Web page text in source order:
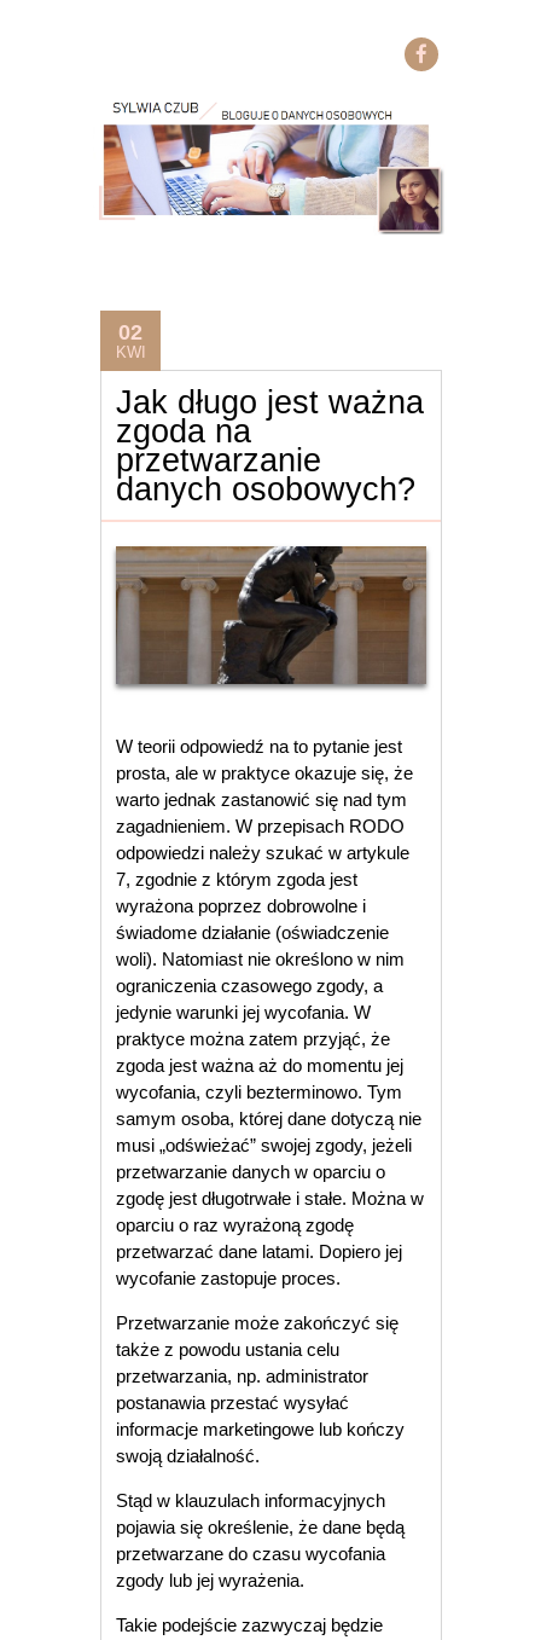
02
KWI
Jak długo jest ważna
zgoda na
przetwarzanie
danych osobowych?
W teorii odpowiedź na to pytanie jest
prosta, ale w praktyce okazuje się, że
warto jednak zastanowić się nad tym
zagadnieniem. W przepisach RODO
odpowiedzi należy szukać w artykule
7, zgodnie z którym zgoda jest
wyrażona poprzez dobrowolne i
świadome działanie (oświadczenie
woli). Natomiast nie określono w nim
ograniczenia czasowego zgody, a
jedynie warunki jej wycofania. W
praktyce można zatem przyjąć, że
zgoda jest ważna aż do momentu jej
wycofania, czyli bezterminowo. Tym
samym osoba, której dane dotyczą nie
musi „odświeżać” swojej zgody, jeżeli
przetwarzanie danych w oparciu o
zgodę jest długotrwałe i stałe. Można w
oparciu o raz wyrażoną zgodę
przetwarzać dane latami. Dopiero jej
wycofanie zastopuje proces.
Przetwarzanie może zakończyć się
także z powodu ustania celu
przetwarzania, np. administrator
postanawia przestać wysyłać
informacje marketingowe lub kończy
swoją działalność.
Stąd w klauzulach informacyjnych
pojawia się określenie, że dane będą
przetwarzane do czasu wycofania
zgody lub jej wyrażenia.
Takie podejście zazwyczaj będzie